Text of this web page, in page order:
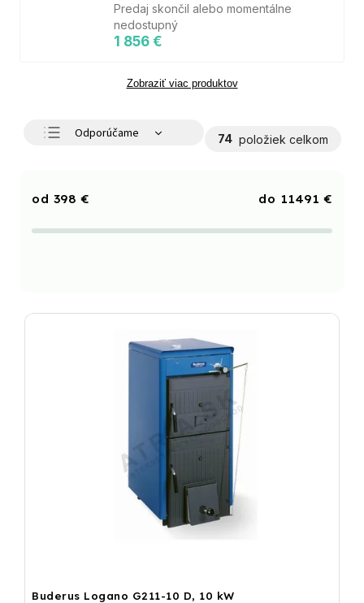
Predaj skončil alebo momentálne
nedostupný
1 856 €
Zobraziť viac produktov
Odporúčame
Abecedne
74 položiek celkom
398 € 11491 €
Buderus Logano G211-10 D, 10 kW